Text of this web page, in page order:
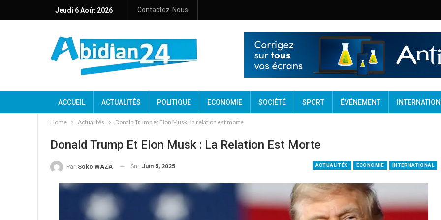
Jeudi 6 Août 2026 Contactez-Nous
ACCUEIL ACTUALITÉS POLITIQUE ECONOMIE SOCIÉTÉ SPORT ÉVÉNEMENT
Home Actualités Donald Trump et Elon Musk : la relation est morte
Donald Trump Et Elon Musk : La Relation Est Morte
ACTUALITÉS ECONOMIE INTERNATIONAL
Par Soko WAZA Sur Juin 5, 2025